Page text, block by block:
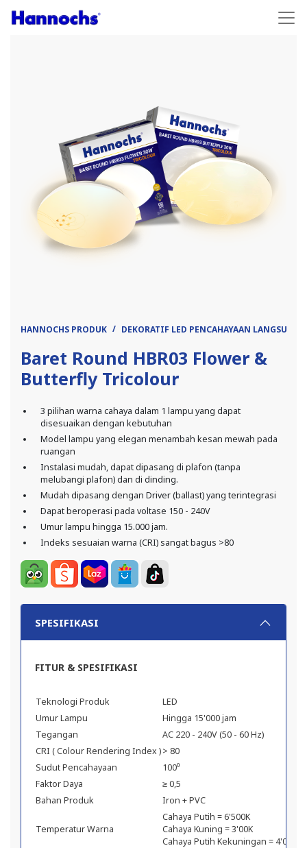
HANNOCHS PRODUK DEKORATIF LED PENCAHAYAAN LANGSUNG
Baret Round HBR03 Flower &
Butterfly Tricolour
3 pilihan warna cahaya dalam 1 lampu yang dapat
disesuaikan dengan kebutuhan
Model lampu yang elegan menambah kesan mewah pada
ruangan
Instalasi mudah, dapat dipasang di plafon (tanpa
melubangi plafon) dan di dinding.
Mudah dipasang dengan Driver (ballast) yang terintegrasi
Dapat beroperasi pada voltase 150 - 240V
Umur lampu hingga 15.000 jam.
Indeks sesuaian warna (CRI) sangat bagus >80
SPESIFIKASI
FITUR & SPESIFIKASI
Teknologi Produk
LED
Umur Lampu
Hingga 15'000 jam
Tegangan
AC 220 - 240V (50 - 60 Hz)
CRI ( Colour Rendering Index )> 80
Sudut Pencahayaan
100⁰
Faktor Daya
≥ 0,5
Bahan Produk
Iron + PVC
Temperatur Warna
Cahaya Putih = 6'500K
Cahaya Kuning = 3'00K
Cahaya Putih Kekuningan = 4'000K